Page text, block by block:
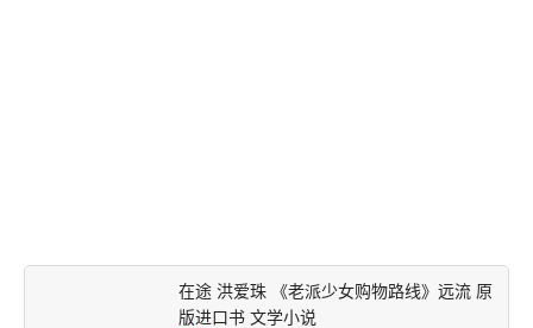
在途 洪爱珠 《老派少女购物路线》远流 原
版进口书 文学小说